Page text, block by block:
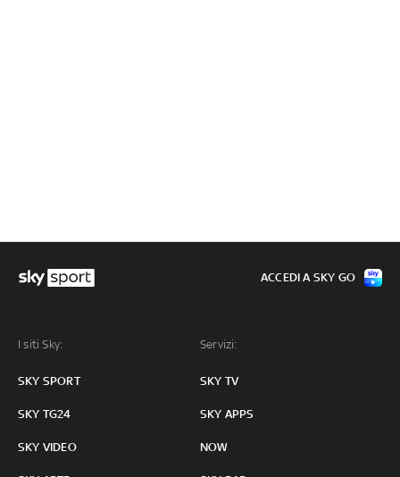
I siti Sky:
SKY SPORT
SKY TG24
SKY VIDEO
Servizi:
SKY TV
SKY APPS
NOW
ACCEDI A SKY GO